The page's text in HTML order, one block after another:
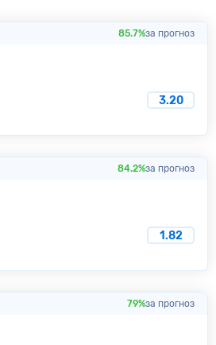
85.7%за прогноз
3.20
84.2%за прогноз
1.82
79%за прогноз